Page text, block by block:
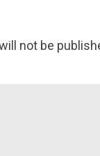
not be